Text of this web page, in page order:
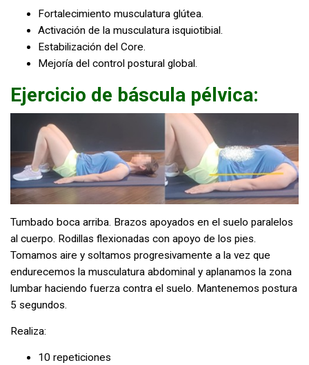
Fortalecimiento musculatura glútea.
Activación de la musculatura isquiotibial.
Estabilización del Core.
Mejoría del control postural global.
Ejercicio de báscula pélvica:
Tumbado boca arriba. Brazos apoyados en el suelo paralelos
al cuerpo. Rodillas flexionadas con apoyo de los pies.
Tomamos aire y soltamos progresivamente a la vez que
endurecemos la musculatura abdominal y aplanamos la zona
lumbar haciendo fuerza contra el suelo. Mantenemos postura
5 segundos.
Realiza:
10 repeticiones